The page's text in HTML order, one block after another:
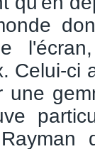
Celui-ci
une